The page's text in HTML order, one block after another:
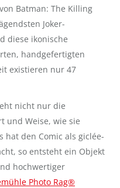
Batman: The Killing
Joker-
diese ikonische
handgefertigten
existieren nur 47
nicht nur die
und Weise, wie sie
hat den Comic als giclée-
so entsteht ein Objekt
hochwertiger
Photo Rag®